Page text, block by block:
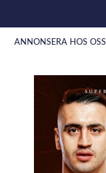
ANNONSERA HOS OSS